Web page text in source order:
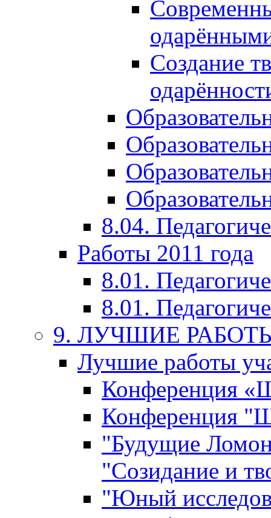
Создание
8.04.
Работы 2011 года
8.01.
8.01.
9. ЛУЧШИЕ
Лучшие работы
Конференция
Конференция
"Будущие
"Созидание и
"Юный